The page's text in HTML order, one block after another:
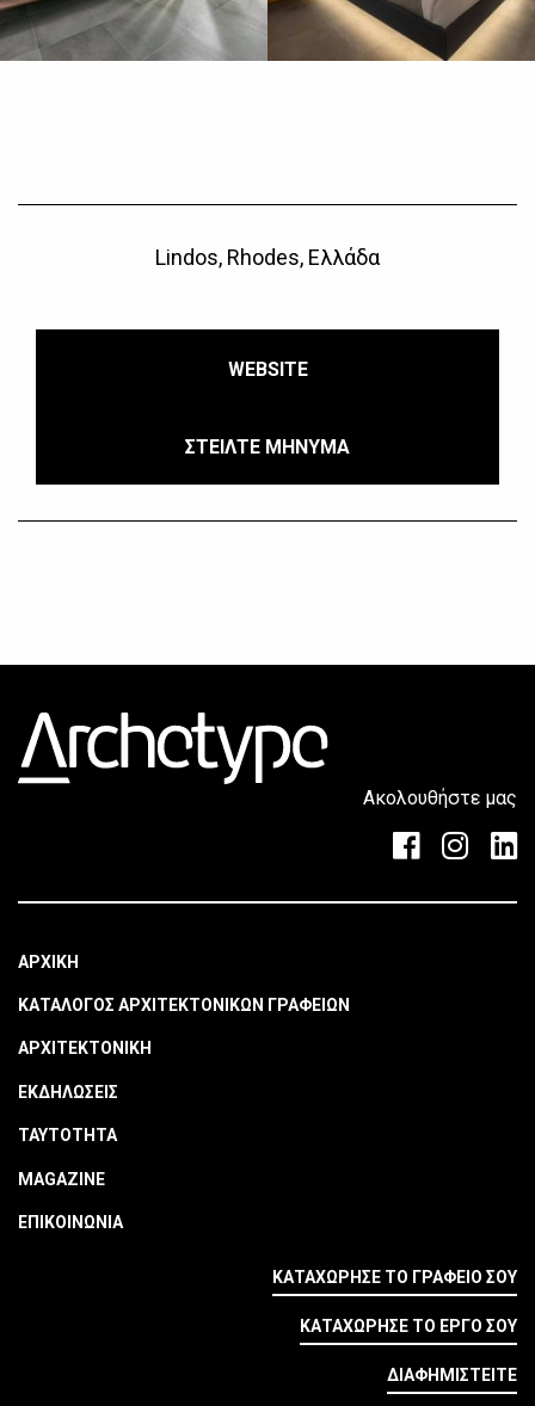
Lindos, Rhodes, Ελλάδα
WEBSITE
ΣΤΕΙΛΤΕ ΜΗΝΥΜΑ
Ακολουθήστε μας
ΑΡΧΙΚΗ
ΚΑΤΑΛΟΓΟΣ ΑΡΧΙΤΕΚΤΟΝΙΚΩΝ ΓΡΑΦΕΙΩΝ
ΑΡΧΙΤΕΚΤΟΝΙΚΗ
ΕΚΔΗΛΩΣΕΙΣ
ΤΑΥΤΟΤΗΤΑ
MAGAZINE
ΕΠΙΚΟΙΝΩΝΙΑ
ΚΑΤΑΧΩΡΗΣΕ ΤΟ ΓΡΑΦΕΙΟ ΣΟΥ
ΚΑΤΑΧΩΡΗΣΕ ΤΟ ΕΡΓΟ ΣΟΥ
ΔΙΑΦΗΜΙΣΤΕΙΤΕ